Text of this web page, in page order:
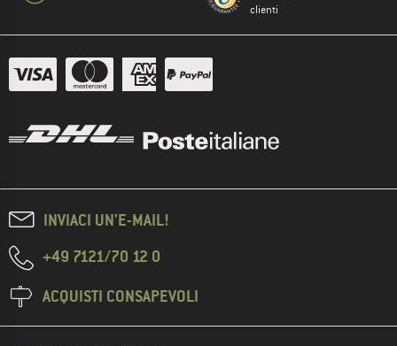
clienti
INVIACI UN'E-MAIL!
+49 7121/70 12 0
ACQUISTI CONSAPEVOLI